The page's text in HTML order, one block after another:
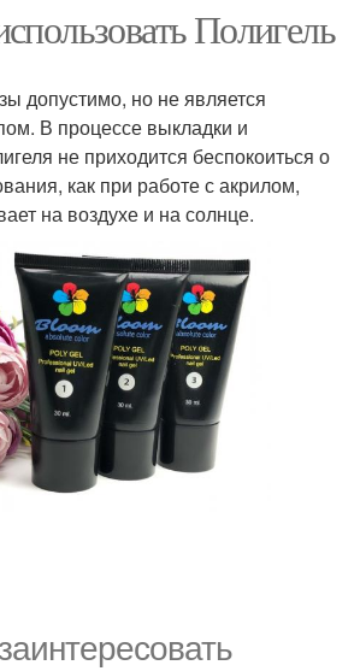
Полигель
допустимо, но не является
В процессе выкладки и
не приходится беспокоиться о
как при работе с акрилом,
на воздухе и на солнце.